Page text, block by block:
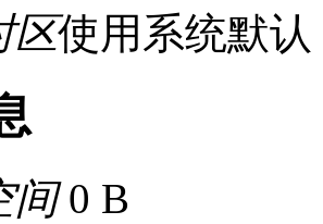
区使用系统默认
间0 B